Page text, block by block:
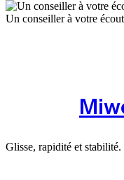
Un conseiller à votre
Glisse, rapidité et stabilité.